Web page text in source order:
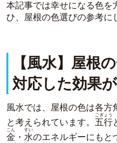
本記事では幸せになる色を
ひ、屋根の色選びの参考に
【風水】屋根
対応した効果
風水では、屋根の色は各方
と考えられています。五行
ごぎょう
金
こん
・水
すい
のエネルギーにもと